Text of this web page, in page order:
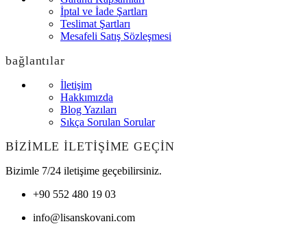
İptal ve İade Şartları
Teslimat Şartları
Mesafeli Satış Sözleşmesi
bağlantılar
İletişim
Hakkımızda
Blog Yazıları
Sıkça Sorulan Sorular
BİZİMLE İLETİŞİME GEÇİN
Bizimle 7/24 iletişime geçebilirsiniz.
+90 552 480 19 03
info@lisanskovani.com